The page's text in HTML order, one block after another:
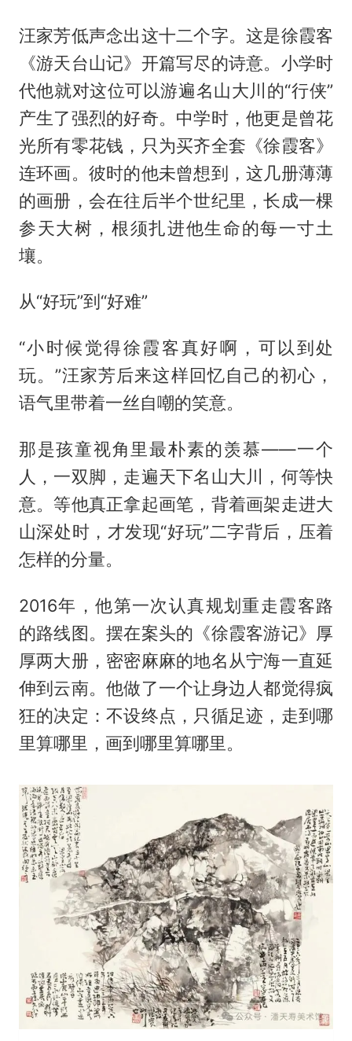
汪家芳低声念出这十二个字。这是徐霞客
《游天台山记》开篇写尽的诗意。小学时
代他就对这位可以游遍名山大川的“行侠”
产生了强烈的好奇。中学时，他更是曾花
光所有零花钱，只为买齐全套《徐霞客》
连环画。彼时的他未曾想到，这几册薄薄
的画册，会在往后半个世纪里，长成一棵
参天大树，根须扎进他生命的每一寸土
壤。
从“好玩”到“好难”
“小时候觉得徐霞客真好啊，可以到处
玩。”汪家芳后来这样回忆自己的初心，
语气里带着一丝自嘲的笑意。
那是孩童视角里最朴素的羡慕——一个
人，一双脚，走遍天下名山大川，何等快
意。等他真正拿起画笔，背着画架走进大
山深处时，才发现“好玩”二字背后，压着
怎样的分量。
2016年，他第一次认真规划重走霞客路
的路线图。摆在案头的《徐霞客游记》厚
厚两大册，密密麻麻的地名从宁海一直延
伸到云南。他做了一个让身边人都觉得疯
狂的决定：不设终点，只循足迹，走到哪
里算哪里，画到哪里算哪里。